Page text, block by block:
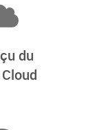
du